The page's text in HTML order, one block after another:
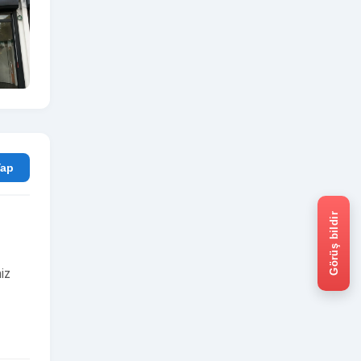
Yap
Görüş bildir